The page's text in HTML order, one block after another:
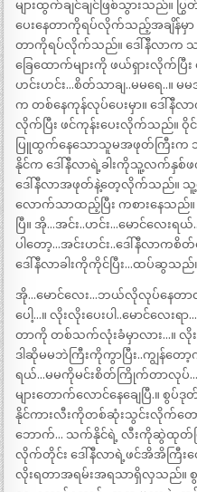
များထွက်ချင်ချင်ဖြစ်သွားသည်။
ပေးနေတာကိုရပ်လိုက်သည့်အချိန်
တာကိုရပ်လိုက်သည်။ ဒေါ်နီလာက သက်
ခြေထောက်များကို ဖယ်ရှားလိုက်ပြီ
ဟင်းဟင်း…စိတ်သာချ..မမရေ..။ မ
က တစ်နေကုန်လုပ်ပေးမှာ။ ဒေါ်နီ
လိုက်ပြီး ဖင်ကုန်းပေးလိုက်သည်။ ဝိုင်း
ပြူထွက်နေသောသူမအဖုတ်ကြီးက
နိုင်က ဒေါ်နီလာရဲ့ခါးကိုသူ့လက်နှ
ဒေါ်နီလာအဖုတ်နဲ့တေ့လိုက်သည်။ သူ့လီ
လောက်သာထည့်ပြီး ကစားနေသည်
ပြီ။ အို…အင်း..ဟင်း…မောင်လေးရ
ပါတော့…အင်းဟင်း..ဒေါ်နီလာက
ဒေါ်နီလာခါးကိုကိုင်ပြီး…ထပ်ဆွသည်
အို…မောင်လေး…ဘယ်လိုလုပ်နေတာလဲ
ပေါ့…။ လိုးလိုးပေးပါ..မောင်လေးရ
တာကို တစ်သက်လုံးခံမှာလား…။ လို
ဒါဆိုမမဘဲကြီးကိုကွာပြီး..ကျွန်တေ
ရယ်…မမကိုမင်းစိတ်ကြိုက်တာလုပ်…ဟ
များတောက်လောင်နေချေပြီ.။ စွ
နိုင်ကားလီးကိုတစ်ဆုံးသွင်းလိုက်တ
ဘောက်… သက်နိုင်ရဲ့ လီးကိုဆွဲထုတ်ပ
လိုက်တိုင်း ဒေါ်နီလာရဲ့ဖင်အိအိကြီ
လိုးရတာအရမ်းအရသာရှိလှသည်။